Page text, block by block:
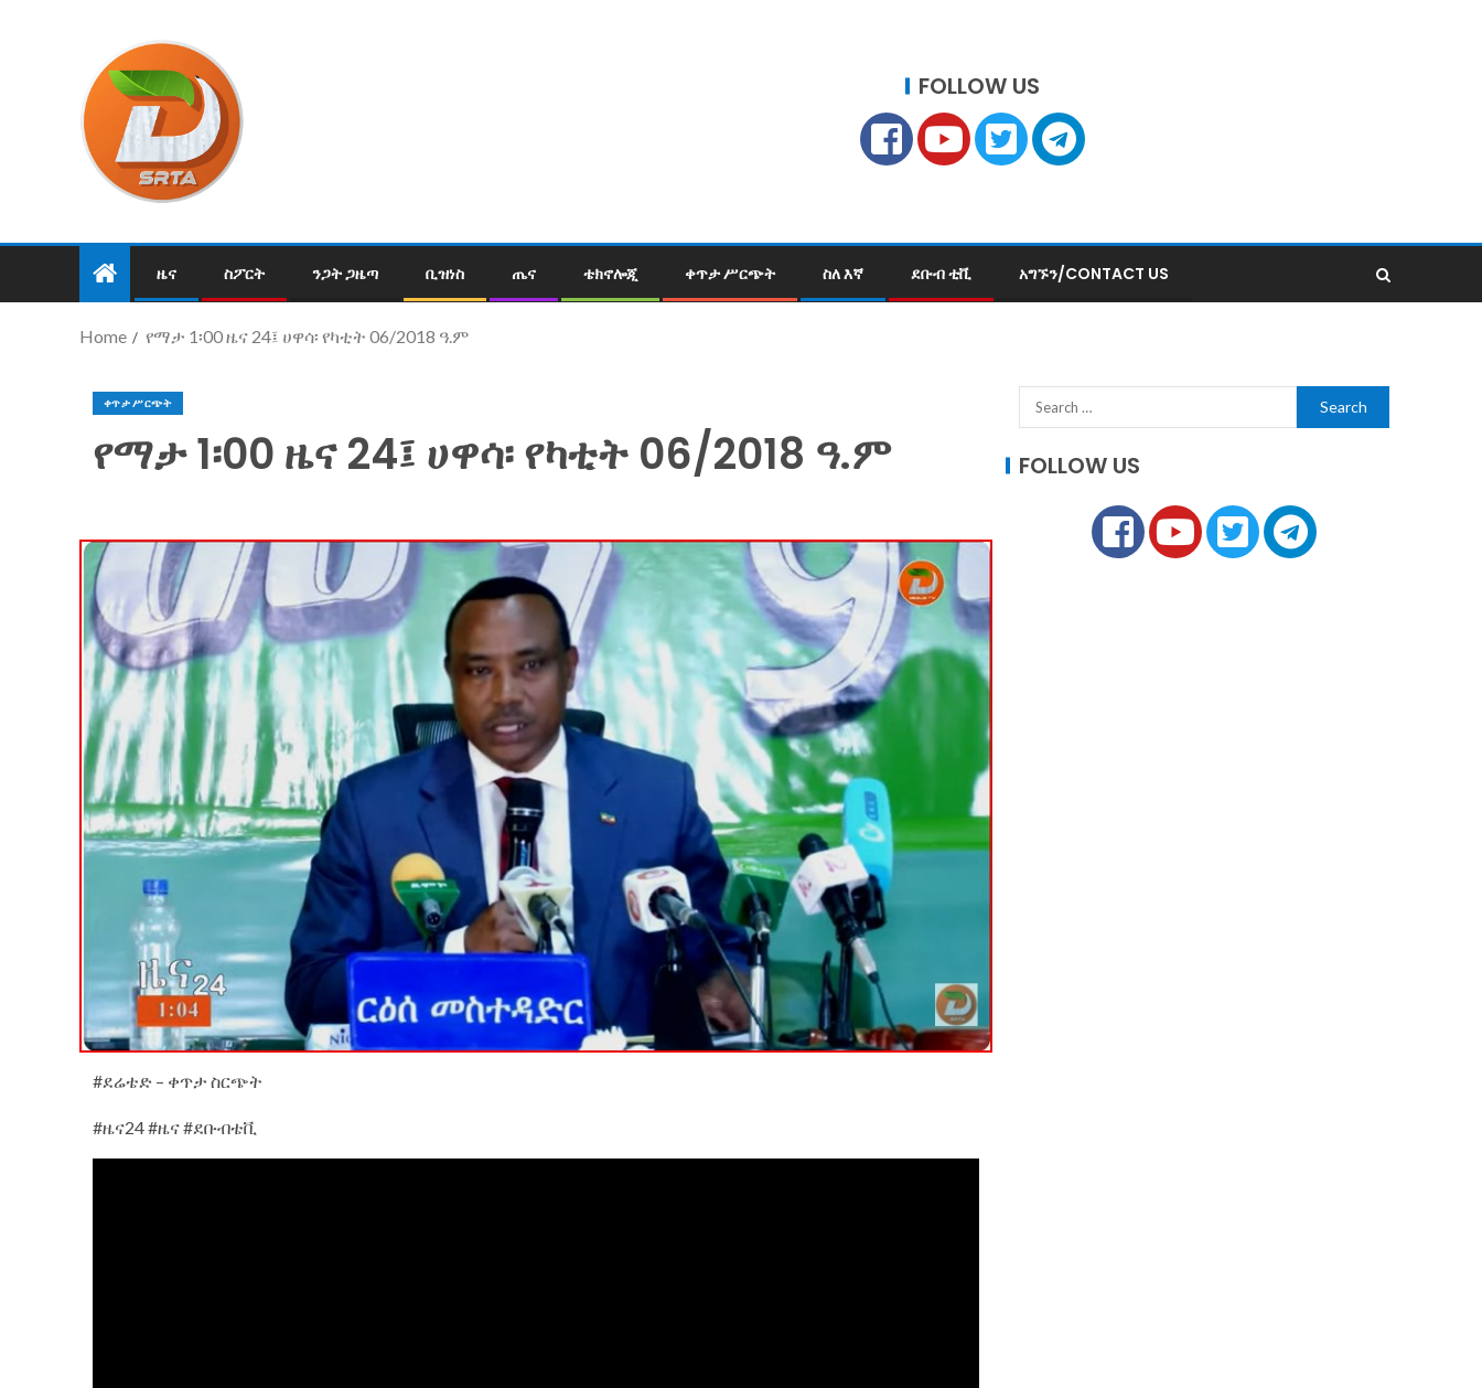
FOLLOW US
ዜና ስፖርት ንጋት ጋዜጣ ቢዝነስ ጤና ቴክኖሎጂ ቀጥታ ሥርጭት ስለ እኛ ደቡብ ቲቪ አግኙን/CONTACT US
Home የማታ 1፡00 ዜና 24፤ ሀዋሳ፡ የካቲት 06/2018 ዓ.ም
ቀጥታ ሥርጭት
የማታ 1፡00 ዜና 24፤ ሀዋሳ፡ የካቲት 06/2018 ዓ.ም
#ደሬቴድ – ቀጥታ ስርጭት
#ዜና24 #ዜና #ደቡብቴቪ
FOLLOW US